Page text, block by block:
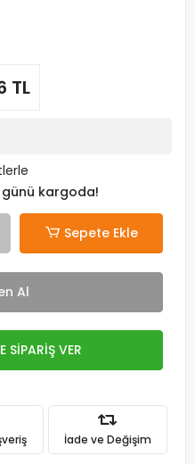
TL
günü kargoda!
Sepete Ekle
Al
SİPARİŞ VER
İade ve Değişim